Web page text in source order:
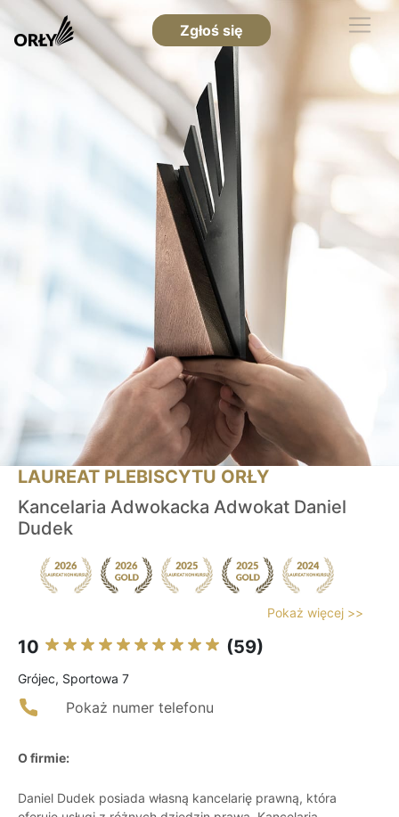
Zgłoś się
LAUREAT PLEBISCYTU ORŁY
Kancelaria Adwokacka Adwokat Daniel
Dudek
Pokaż więcej >>
10 (59)
Grójec, Sportowa 7
Pokaż numer telefonu
O firmie:
Daniel Dudek posiada własną kancelarię prawną, która